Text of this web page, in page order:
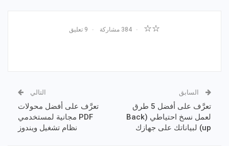
☆☆ 384 مشاركة 9 تعليق
السابق
تعرَّف على أفضل 5 طرق
لعمل نسخ احتياطي (Back
up) لبياناتك على جهازك
التالي
تعرَّف على أفضل محولات
PDF مجانية لمستخدمي
نظام تشغيل ويندوز